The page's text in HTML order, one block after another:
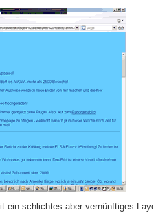
ein schlichtes aber vernünftiges